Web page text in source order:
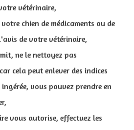
vétérinaire,
chien de médicaments ou de
de votre vétérinaire,
ne le nettoyez pas
cela peut enlever des indices
vous pouvez prendre en
vous autorise, effectuez les